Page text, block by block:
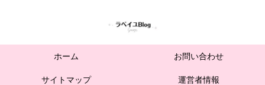
ホーム お問い合わせ
サイトマップ 運営者情報